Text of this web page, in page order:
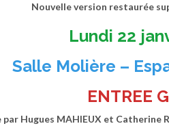
Nouvelle version restaurée
Lundi 22
Salle Molière –
ENTREE
par Hugues MAHIEUX et Catherine